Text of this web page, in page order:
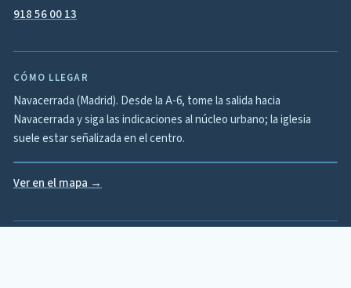
918 56 00 13
CÓMO LLEGAR
Navacerrada (Madrid). Desde la A-6, tome la salida hacia
Navacerrada y siga las indicaciones al núcleo urbano; la iglesia
suele estar señalizada en el centro.
Ver en el mapa →